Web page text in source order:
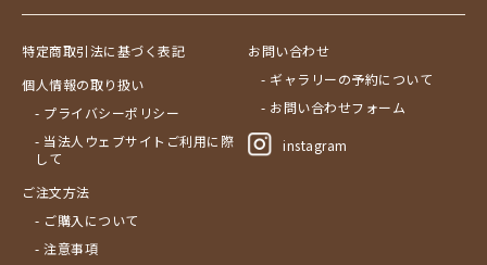
特定商取引法に基づく表記
個人情報の取り扱い
- プライバシーポリシー
- 当法人ウェブサイトご利用に際
して
ご注文方法
- ご購入について
- 注意事項
お問い合わせ
- ギャラリーの予約について
- お問い合わせフォーム
instagram